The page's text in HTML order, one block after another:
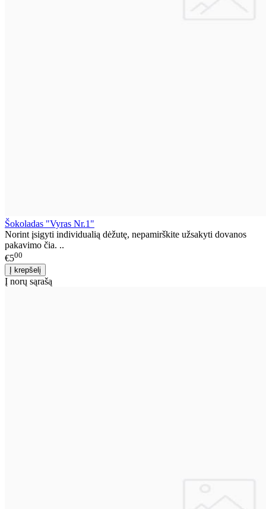
Šokoladas "Vyras Nr.1"
Norint įsigyti individualią dėžutę, nepamirškite užsakyti dovanos
pakavimo čia. ..
€500
Į norų sąrašą